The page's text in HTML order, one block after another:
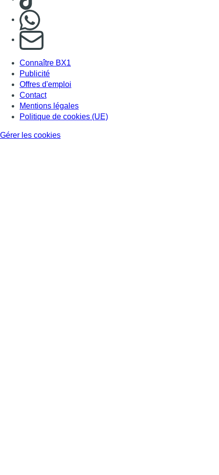
S'abonner à notre newsletter
Connaître BX1
Publicité
Offres d'emploi
Contact
Mentions légales
Politique de cookies (UE)
Gérer les cookies